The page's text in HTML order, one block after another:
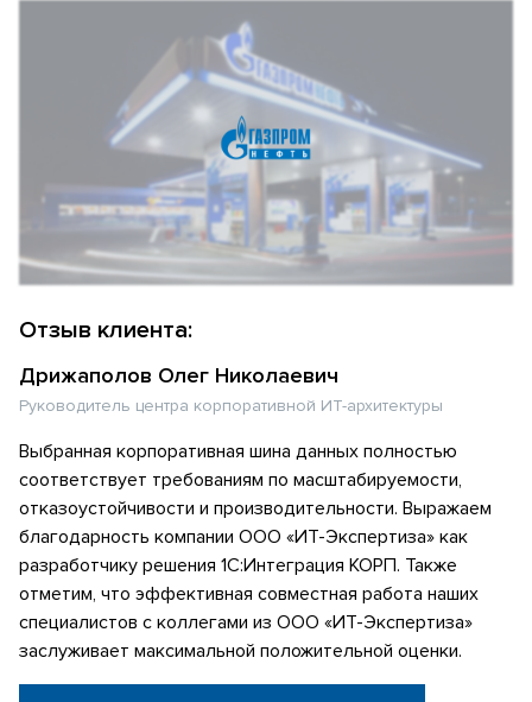
Отзыв клиента:
Дрижаполов Олег Николаевич
Руководитель центра корпоративной ИТ-архитектуры
Выбранная корпоративная шина данных полностью
соответствует требованиям по масштабируемости,
отказоустойчивости и производительности. Выражаем
благодарность компании ООО «ИТ-Экспертиза» как
разработчику решения 1С:Интеграция КОРП. Также
отметим, что эффективная совместная работа наших
специалистов с коллегами из ООО «ИТ-Экспертиза»
заслуживает максимальной положительной оценки.